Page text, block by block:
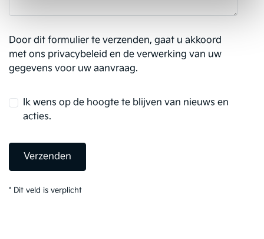
Door dit formulier te verzenden, gaat u akkoord
met ons privacybeleid en de verwerking van uw
gegevens voor uw aanvraag.
Ik wens op de hoogte te blijven van nieuws en
acties.
Verzenden
* Dit veld is verplicht